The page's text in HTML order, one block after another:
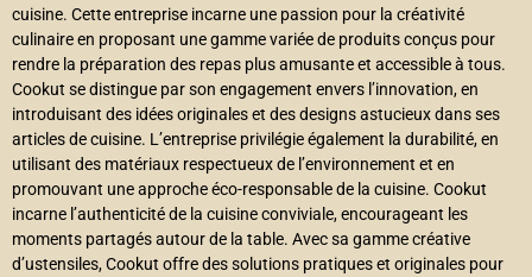
cuisine. Cette entreprise incarne une passion pour la créativité
culinaire en proposant une gamme variée de produits conçus pour
rendre la préparation des repas plus amusante et accessible à tous.
Cookut se distingue par son engagement envers l’innovation, en
introduisant des idées originales et des designs astucieux dans ses
articles de cuisine. L’entreprise privilégie également la durabilité, en
utilisant des matériaux respectueux de l’environnement et en
promouvant une approche éco-responsable de la cuisine. Cookut
incarne l’authenticité de la cuisine conviviale, encourageant les
moments partagés autour de la table. Avec sa gamme créative
d’ustensiles, Cookut offre des solutions pratiques et originales pour